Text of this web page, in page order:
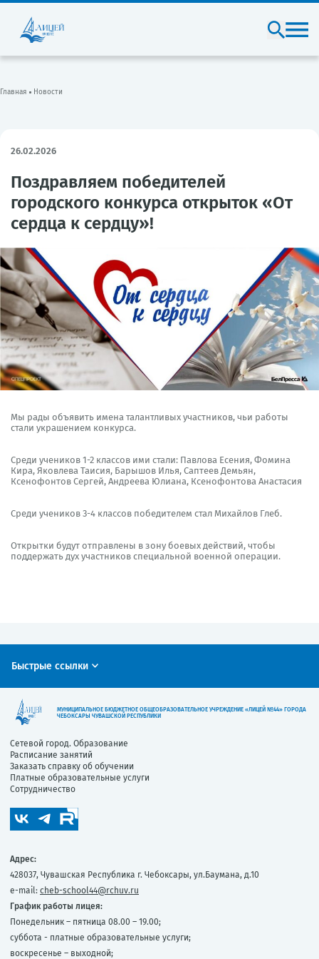
Главная Новости
26.02.2026
Поздравляем победителей
городского конкурса открыток «От
сердца к сердцу»!
Мы рады объявить имена талантливых участников, чьи работы
стали украшением конкурса.
Среди учеников 1-2 классов ими стали: Павлова Есения, Фомина
Кира, Яковлева Таисия, Барышов Илья, Саптеев Демьян,
Ксенофонтов Сергей, Андреева Юлиана, Ксенофонтова Анастасия
Среди учеников 3-4 классов победителем стал Михайлов Глеб.
Открытки будут отправлены в зону боевых действий, чтобы
поддержать дух участников специальной военной операции.
Быстрые ссылки
МУНИЦИПАЛЬНОЕ БЮДЖЕТНОЕ ОБЩЕОБРАЗОВАТЕЛЬНОЕ УЧРЕЖДЕНИЕ «ЛИЦЕЙ №44» ГОРОДА
ЧЕБОКСАРЫ ЧУВАШСКОЙ РЕСПУБЛИКИ
Сетевой город. Образование
Расписание занятий
Заказать справку об обучении
Платные образовательные услуги
Сотрудничество
Адрес:
428037, Чувашская Республика г. Чебоксары, ул.Баумана, д.10
e-mail: cheb-school44@rchuv.ru
График работы лицея:
Понедельник – пятница 08.00 – 19.00;
суббота - платные образовательные услуги;
воскресенье – выходной;